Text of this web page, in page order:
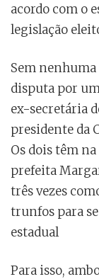
acordo com o
legislação
Sem
disputa por
ex-secretária
presidente da
Os dois têm
prefeita
três vezes
trunfos para
estadual
Para isso,